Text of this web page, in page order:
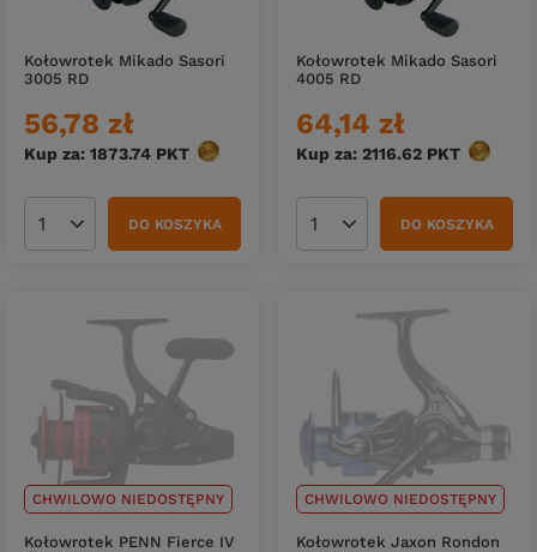
Kołowrotek Mikado Sasori
3005 RD
56,78 zł
Kup za: 1873.74 PKT punktów
Ilość produktówDO KOSZYKA
Kołowrotek Mikado Sasori
4005 RD
64,14 zł
Kup za: 2116.62 PKT punktów
Ilość produktówDO KOSZYKA
CHWILOWO NIEDOSTĘPNY
Kołowrotek PENN Fierce IV
CHWILOWO NIEDOSTĘPNY
Kołowrotek Jaxon Rondon